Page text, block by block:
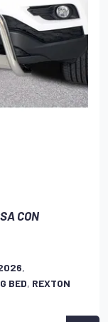
CON
,
BED, REXTON